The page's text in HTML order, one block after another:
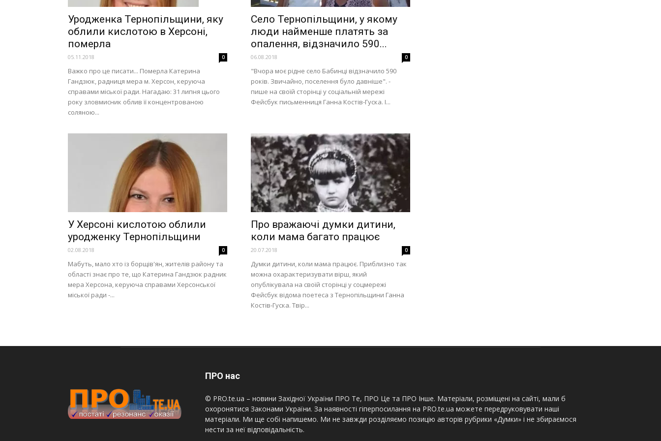
Уродженка Тернопільщини, яку
облили кислотою в Херсоні,
померла
05.11.2018 0
Важко про це писати... Померла Катерина
Гандзюк, радниця мера м. Херсон, керуюча
справами міської ради. Нагадаю: 31 липня цього
року зловмисник облив її концентрованою
соляною...
Село Тернопільщини, у якому
люди найменше платять за
опалення, відзначило 590...
06.08.2018 0
"Вчора моє рідне село Бабинці відзначило 590
років. Звичайно, поселення було давніше". -
пише на своїй сторінці у соціальній мережі
Фейсбук письменниця Ганна Костів-Гуска. І...
У Херсоні кислотою облили
уродженку Тернопільщини
02.08.2018 0
Мабуть, мало хто із борщів'ян, жителів району та
області знає про те, що Катерина Гандзюк радник
мера Херсона, керуюча справами Херсонської
міської ради -...
Про вражаючі думки дитини,
коли мама багато працює
20.07.2018 0
Думки дитини, коли мама працює. Приблизно так
можна охарактеризувати вірш, який
опублікувала на своїй сторінці у соцмережі
Фейсбук відома поетеса з Тернопільщини Ганна
Костів-Гуска. Твір...
ПРО нас
© PRO.te.ua – новини Західної України ПРО Те, ПРО Це та ПРО Інше. Матеріали, розміщені на сайті, мали б
охоронятися Законами України. За наявності гіперпосилання на PRO.te.ua можете передруковувати наші
матеріали. Ми ще собі напишемо. Ми не завжди розділяємо позицію авторів рубрики «Думки» і не збираємося
нести за неї відповідальність.